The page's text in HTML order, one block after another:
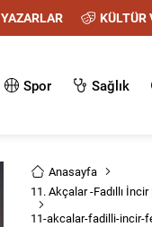
YAZARLAR KÜLTÜR
Spor Sağlık
Anasayfa
11. Akçalar -Fadıllı
11-akcalar-fadilli-incir-